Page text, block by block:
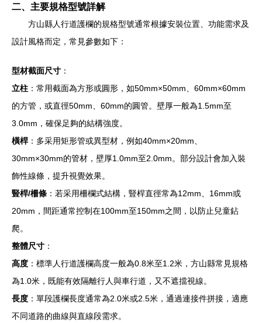
二、主要規格型號詳解
方山縣人行道護欄的規格型號通常根據安裝位置、功能需求及
設計風格而定，常見參數如下：
型材截面尺寸 ：
立柱 ：常用截面為方形或圓形，如50mm×50mm、60mm×60mm
的方管，或直徑50mm、60mm的圓管。壁厚一般為1.5mm至
3.0mm，確保足夠的結構強度。
橫桿：多采用矩形管或異型材，例如40mm×20mm、
30mm×30mm的管材，壁厚1.0mm至2.0mm。部分設計會加入裝
飾性線條，提升視覺效果。
豎桿/柵條 ：若采用柵欄式結構，豎桿直徑常為12mm、16mm或
20mm，間距通常控制在100mm至150mm之間，以防止兒童鉆
爬。
整體尺寸 ：
高度 ：標準人行道護欄高度一般為0.8米至1.2米，方山縣常見規格
為1.0米，既能有效隔離行人與車行道，又不遮擋視線。
長度 ：單段護欄長度通常為2.0米或2.5米，通過連接件拼接，適應
不同道路的曲線與直線段需求。